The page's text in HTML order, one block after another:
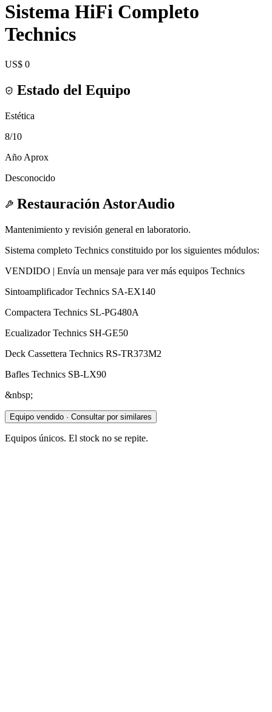
Sistema HiFi Completo
Technics
US$ 0
Estado del Equipo
Estética
8/10
Año Aprox
Desconocido
Restauración AstorAudio
Mantenimiento y revisión general en laboratorio.
Sistema completo Technics constituido por los siguientes módulos:
VENDIDO | Envía un mensaje para ver más equipos Technics
Sintoamplificador Technics SA-EX140
Compactera Technics SL-PG480A
Ecualizador Technics SH-GE50
Deck Cassettera Technics RS-TR373M2
Bafles Technics SB-LX90
&nbsp;
Equipo vendido · Consultar por similares
Equipos únicos. El stock no se repite.